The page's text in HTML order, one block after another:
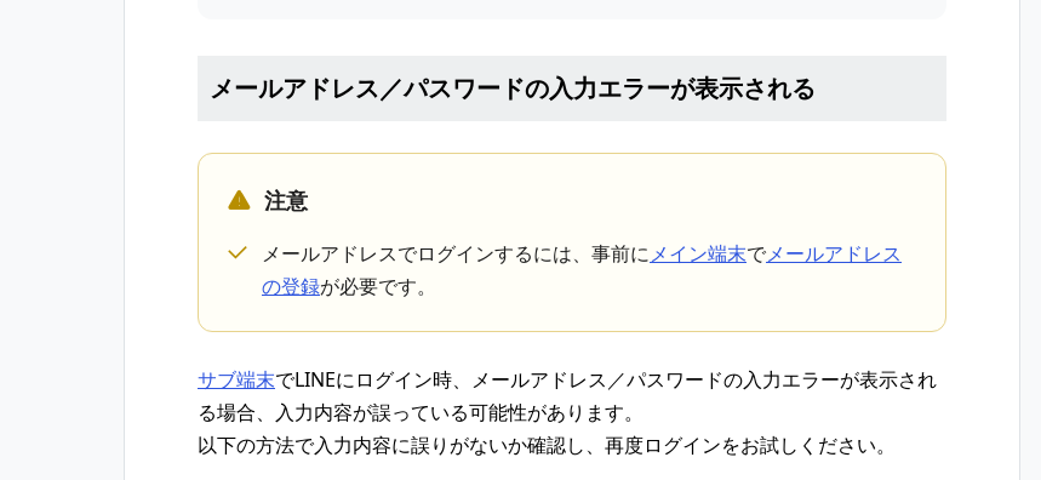
メールアドレス／パスワードの入力エラーが表示される
注意
メールアドレスでログインするには、事前にメイン端末でメールアドレス
の登録が必要です。
サブ端末でLINEにログイン時、メールアドレス／パスワードの入力エラーが表示され
る場合、入力内容が誤っている可能性があります。
以下の方法で入力内容に誤りがないか確認し、再度ログインをお試しください。